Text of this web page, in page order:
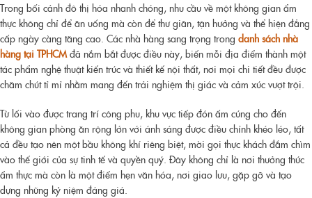
Trong bối cảnh đô thị hóa nhanh chóng, nhu cầu về một không gian ẩm
thực không chỉ để ăn uống mà còn để thư giãn, tận hưởng và thể hiện đẳng
cấp ngày càng tăng cao. Các nhà hàng sang trọng trong danh sách nhà
hàng tại TPHCMđã nắm bắt được điều này, biến mỗi địa điểm thành một
tác phẩm nghệ thuật kiến trúc và thiết kế nội thất, nơi mọi chi tiết đều được
chăm chút tỉ mỉ nhằm mang đến trải nghiệm thị giác và cảm xúc vượt trội.
Từ lối vào được trang trí công phu, khu vực tiếp đón ấm cúng cho đến
không gian phòng ăn rộng lớn với ánh sáng được điều chỉnh khéo léo, tất
cả đều tạo nên một bầu không khí riêng biệt, mời gọi thực khách đắm chìm
vào thế giới của sự tinh tế và quyền quý. Đây không chỉ là nơi thưởng thức
ẩm thực mà còn là một điểm hẹn văn hóa, nơi giao lưu, gặp gỡ và tạo
dựng những kỷ niệm đáng giá.